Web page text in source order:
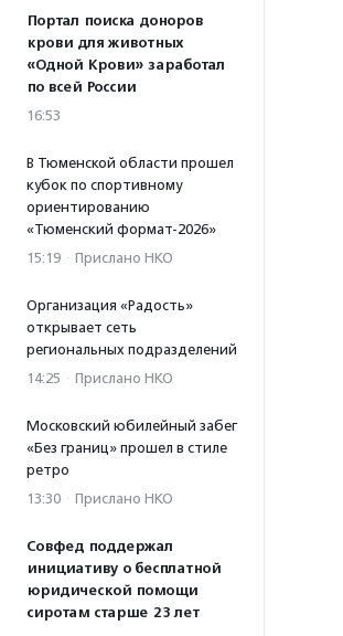
Портал поиска доноров
крови для животных
«Одной Крови» заработал
по всей России
16:53
В Тюменской области прошел
кубок по спортивному
ориентированию
«Тюменский формат-2026»
15:19 · Прислано НКО
Организация «Радость»
открывает сеть
региональных подразделений
14:25 · Прислано НКО
Московский юбилейный забег
«Без границ» прошел в стиле
ретро
13:30 · Прислано НКО
Совфед поддержал
инициативу о бесплатной
юридической помощи
сиротам старше 23 лет